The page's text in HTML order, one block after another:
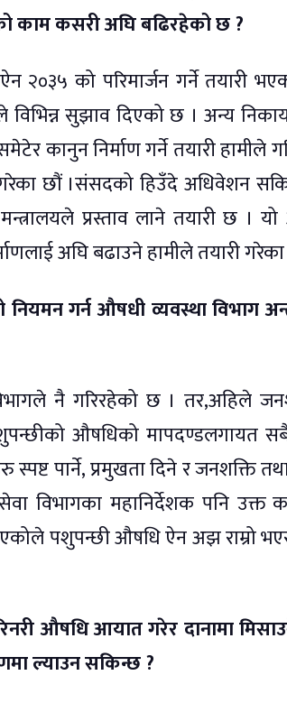
काम कसरी अघि बढिरहेको छ ?
को परिमार्जन गर्ने तयारी
सुझाव दिएको छ । अन्य
कानुन निर्माण गर्ने तयारी हामीले
गरेका छौं ।संसदको हिउँदे अधिवेशन
प्रस्ताव लाने तयारी छ । यो
अघि बढाउने हामीले तयारी गरेका
गर्न औषधी व्यवस्था विभाग
नै गरिरहेको छ । तर,अहिले
औषधिको मापदण्डलगायत
पार्ने, प्रमुखता दिने र जनशक्ति
विभागका महानिर्देशक पनि उक्त
पशुपन्छी औषधि ऐन अझ राम्रो
औषधि आयात गरेर दानामा
ल्याउन सकिन्छ ?